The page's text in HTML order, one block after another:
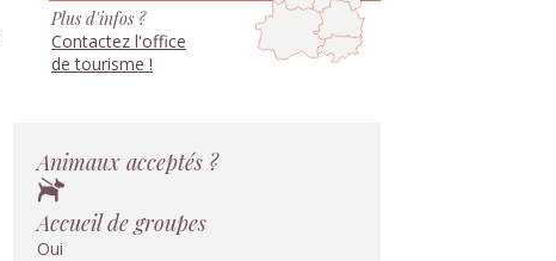
Plus d'infos ?
Contactez l'office
de tourisme !
Animaux acceptés ?
Accueil de groupes
Oui